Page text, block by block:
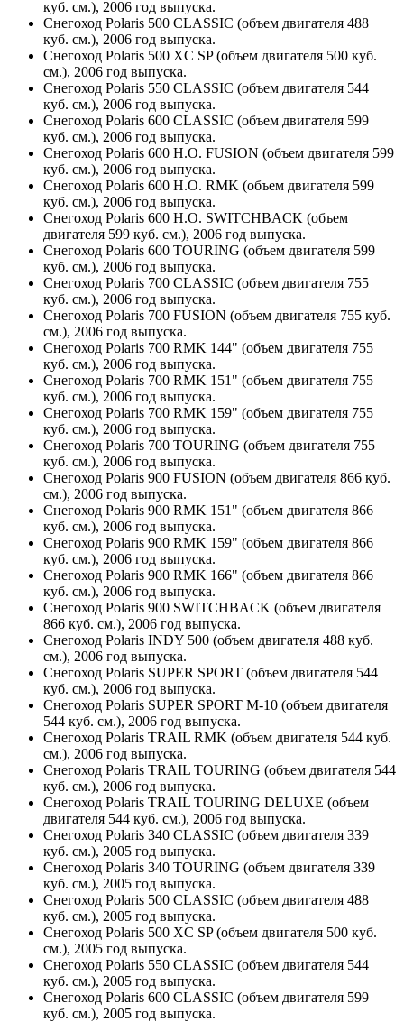
куб. см.), 2006 год выпуска.
Снегоход Polaris 500 CLASSIC (объем двигателя 488
куб. см.), 2006 год выпуска.
Снегоход Polaris 500 XC SP (объем двигателя 500 куб.
см.), 2006 год выпуска.
Снегоход Polaris 550 CLASSIC (объем двигателя 544
куб. см.), 2006 год выпуска.
Снегоход Polaris 600 CLASSIC (объем двигателя 599
куб. см.), 2006 год выпуска.
Снегоход Polaris 600 H.O. FUSION (объем двигателя 599
куб. см.), 2006 год выпуска.
Снегоход Polaris 600 H.O. RMK (объем двигателя 599
куб. см.), 2006 год выпуска.
Снегоход Polaris 600 H.O. SWITCHBACK (объем
двигателя 599 куб. см.), 2006 год выпуска.
Снегоход Polaris 600 TOURING (объем двигателя 599
куб. см.), 2006 год выпуска.
Снегоход Polaris 700 CLASSIC (объем двигателя 755
куб. см.), 2006 год выпуска.
Снегоход Polaris 700 FUSION (объем двигателя 755 куб.
см.), 2006 год выпуска.
Снегоход Polaris 700 RMK 144" (объем двигателя 755
куб. см.), 2006 год выпуска.
Снегоход Polaris 700 RMK 151" (объем двигателя 755
куб. см.), 2006 год выпуска.
Снегоход Polaris 700 RMK 159" (объем двигателя 755
куб. см.), 2006 год выпуска.
Снегоход Polaris 700 TOURING (объем двигателя 755
куб. см.), 2006 год выпуска.
Снегоход Polaris 900 FUSION (объем двигателя 866 куб.
см.), 2006 год выпуска.
Снегоход Polaris 900 RMK 151" (объем двигателя 866
куб. см.), 2006 год выпуска.
Снегоход Polaris 900 RMK 159" (объем двигателя 866
куб. см.), 2006 год выпуска.
Снегоход Polaris 900 RMK 166" (объем двигателя 866
куб. см.), 2006 год выпуска.
Снегоход Polaris 900 SWITCHBACK (объем двигателя
866 куб. см.), 2006 год выпуска.
Снегоход Polaris INDY 500 (объем двигателя 488 куб.
см.), 2006 год выпуска.
Снегоход Polaris SUPER SPORT (объем двигателя 544
куб. см.), 2006 год выпуска.
Снегоход Polaris SUPER SPORT M-10 (объем двигателя
544 куб. см.), 2006 год выпуска.
Снегоход Polaris TRAIL RMK (объем двигателя 544 куб.
см.), 2006 год выпуска.
Снегоход Polaris TRAIL TOURING (объем двигателя 544
куб. см.), 2006 год выпуска.
Снегоход Polaris TRAIL TOURING DELUXE (объем
двигателя 544 куб. см.), 2006 год выпуска.
Снегоход Polaris 340 CLASSIC (объем двигателя 339
куб. см.), 2005 год выпуска.
Снегоход Polaris 340 TOURING (объем двигателя 339
куб. см.), 2005 год выпуска.
Снегоход Polaris 500 CLASSIC (объем двигателя 488
куб. см.), 2005 год выпуска.
Снегоход Polaris 500 XC SP (объем двигателя 500 куб.
см.), 2005 год выпуска.
Снегоход Polaris 550 CLASSIC (объем двигателя 544
куб. см.), 2005 год выпуска.
Снегоход Polaris 600 CLASSIC (объем двигателя 599
куб. см.), 2005 год выпуска.